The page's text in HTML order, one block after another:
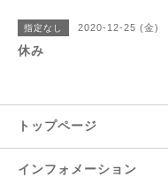
指定なし 2020-12-25 (金)
休み
トップページ
インフォメーション